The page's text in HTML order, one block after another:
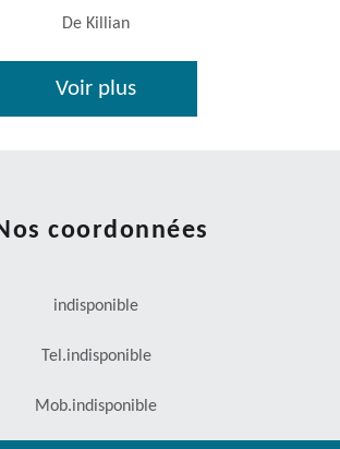
De Killian
Voir plus
coordonnées
indisponible
Tel.indisponible
Mob.indisponible